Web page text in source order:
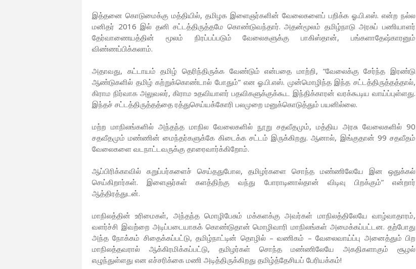
இத்தனை கொடுமைக்கு மத்தியில், தமிழக இளைஞர்களின் வேலைகளைப் பறிக்க ஓ.பி.எஸ். என்ற நல்ல
மனிதர் 2016 இல் தனி சட்டத்திருத்தமே கொண்டுவந்தார். அதன்மூலம் தமிழ்நாடு அரசுப் பணியாளர்
தேர்வாணையத்தின் மூலம் நிரப்பப்படும் வேலைகளுக்கு பாகிஸ்தான், பங்களாதேஷ்காரனும்
விண்ணப்பிக்கலாம்.
அதாவது, கட்டாயம் தமிழ் தெரிந்திருக்க வேண்டும் என்பதை மாற்றி, “வேலைக்கு சேர்ந்த இரண்டு
ஆண்டுகளில் தமிழ் கற்றுக்கொண்டால் போதும்” என ஓ.பி.எஸ். முன்மொழிந்த இந்த சட்டத்திருத்தத்தால்,
கிராம நிர்வாக அலுவலர், கிராம உதவியாளர் பதவிகளுக்குக்கூட இந்திக்காரன் வரக்கூடிய வாய்ப்புள்ளது.
இந்தச் சட்டத்திருத்தத்தை ரத்துசெய்யக்கோரி பலமுறை மனுக்கொடுத்தும் பயனில்லை.
மற்ற மாநிலங்களில் அந்தந்த மாநில வேலைகளில் நூறு சதவீதமும், மத்திய அரசு வேலைகளில் 90
சதவீதமும் மண்ணின் மைந்தர்களுக்கே கிடைக்க சட்டம் இருக்கிறது. ஆனால், இங்குதான் 99 சதவீதம்
வேலைகளை வடநாட்டவருக்கு தாரைவார்க்கிறோம்.
ஆப்பிரிக்காவில் கறுப்பர்களைச் செய்ததுபோல, தமிழர்களை சொந்த மண்ணிலேயே இன ஒதுக்கல்
செய்கிறார்கள். இளைஞர்கள் களத்திற்கு வந்து போராடினால்தான் விடிவு பிறக்கும்” என்றார்
ஆத்திரத்துடன்.
மாநிலத்தின் உரிமைகள், அந்தந்த மொழிபேசும் மக்களக்கு அவர்கள் மாநிலத்திலேயே வாழ்வாதாரம்,
வளர்ச்சி இவற்றை அடிப்படையாகக் கொண்டுதான் மொழிவாரி மாநிலங்கள் அமைக்கப்பட்டன. தற்போது
அந்த நோக்கம் சிதைக்கப்பட்டு, தமிழ்நாட்டின் தொழில் – வணிகம் – வேலைவாய்ப்பு அனைத்தும் பிற
மாநிலத்தவரால் ஆக்கிரமிக்கப்பட்டு, தமிழர்கள் சொந்த மண்ணிலேயே அகதிகளாகும் சூழல்
எழுந்துள்ளது என எச்சரிக்கை மணி அடித்திருக்கிறது தமிழ்த்தேசியப் பேரியக்கம்!